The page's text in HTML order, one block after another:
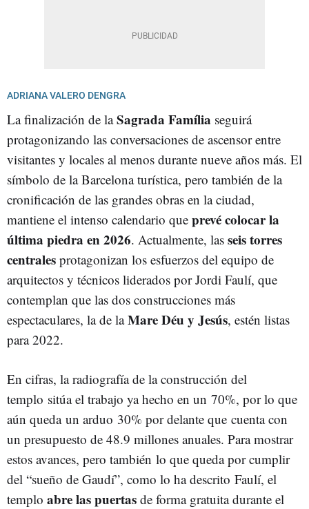
ADRIANA VALERO DENGRA
La finalización de laSagrada Família seguirá
protagonizando las conversaciones de ascensor entre
visitantes y locales al menos durante nueve años más. El
símbolo de la Barcelona turística, pero también de la
cronificación de las grandes obras en la ciudad,
mantiene el intenso calendario que prevé colocar la
última piedra en 2026. Actualmente, las seis torres
centrales protagonizan los esfuerzos del equipo de
arquitectos y técnicos liderados por Jordi Faulí, que
contemplan que las dos construcciones más
espectaculares, la de laMare Déu y Jesús, estén listas
para 2022.
En cifras, la radiografía de la construcción del
templo sitúa el trabajo ya hecho en un 70%, por lo que
aún queda un arduo 30% por delante que cuenta con
un presupuesto de 48.9 millones anuales. Para mostrar
estos avances, pero también lo que queda por cumplir
del “sueño de Gaudí”, como lo ha descrito Faulí, el
templo abre las puertas de forma gratuita durante el